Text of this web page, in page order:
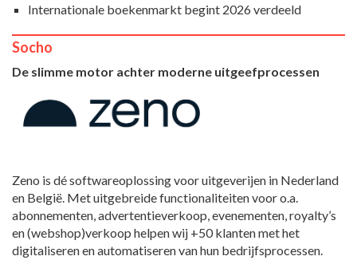
Internationale boekenmarkt begint 2026 verdeeld
Socho
De slimme motor achter moderne uitgeefprocessen
Zeno is dé softwareoplossing voor uitgeverijen in Nederland
en België. Met uitgebreide functionaliteiten voor o.a.
abonnementen, advertentieverkoop, evenementen, royalty’s
en (webshop)verkoop helpen wij +50 klanten met het
digitaliseren en automatiseren van hun bedrijfsprocessen.